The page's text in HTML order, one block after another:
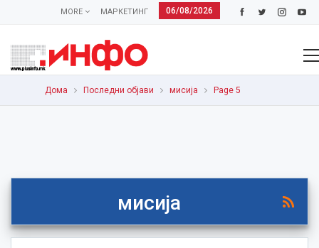
06/08/2026
МАРКЕТИНГ
MORE
Дома Последни објави мисија Page 5
мисија